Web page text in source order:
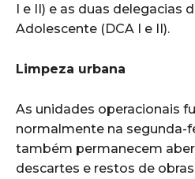
I e II) e as duas delegacias
Adolescente (DCA I e II).
Limpeza urbana
As unidades operacionais
normalmente na segunda-
também permanecem
descartes e restos de